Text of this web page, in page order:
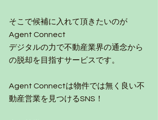
そこで候補に入れて頂きたいのが
Agent Connect
デジタルの力で不動産業界の通念から
の脱却を目指すサービスです。
Agent Connectは物件では無く良い不
動産営業を見つけるSNS！